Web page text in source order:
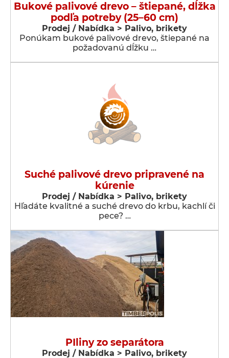
Bukové palivové drevo – štiepané, dĺžka
podľa potreby (25–60 cm)
Prodej / Nabídka > Palivo, brikety
Ponúkam bukové palivové drevo, štiepané na
požadovanú dĺžku …
Suché palivové drevo pripravené na
kúrenie
Prodej / Nabídka > Palivo, brikety
Hľadáte kvalitné a suché drevo do krbu, kachlí či
pece? …
PIliny zo separátora
Prodej / Nabídka > Palivo, brikety